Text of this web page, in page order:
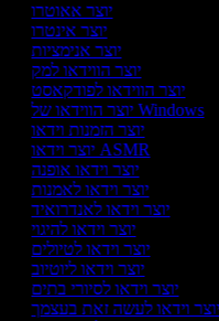
יוצר אאוטרו
יוצר אינטרו
יוצר אנימציות
יוצר הווידאו למק
יוצר הווידאו לפודקאסט
יוצר הווידאו של Windows
יוצר הזמנות וידאו
יוצר וידאו ASMR
יוצר וידאו אופנה
יוצר וידאו לאמנות
יוצר וידאו לאנדרואיד
יוצר וידאו להיגוי
יוצר וידאו לטיולים
יוצר וידאו ליוטיוב
יוצר וידאו לסיורי בתים
יוצר וידאו לעשה זאת בעצמך